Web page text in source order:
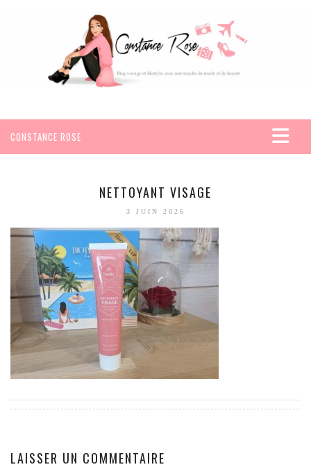
CONSTANCE ROSE
EGYPTE
SEYCHELLES
AMÉRIQUE
MEXIQUE
EUROPE
ESPAGNE
FRANCE
HONGRIE
PAYS BAS
NETTOYANT VISAGE
3 JUIN 2026
LAISSER UN COMMENTAIRE